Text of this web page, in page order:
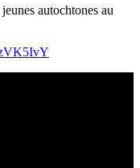
autochtones au